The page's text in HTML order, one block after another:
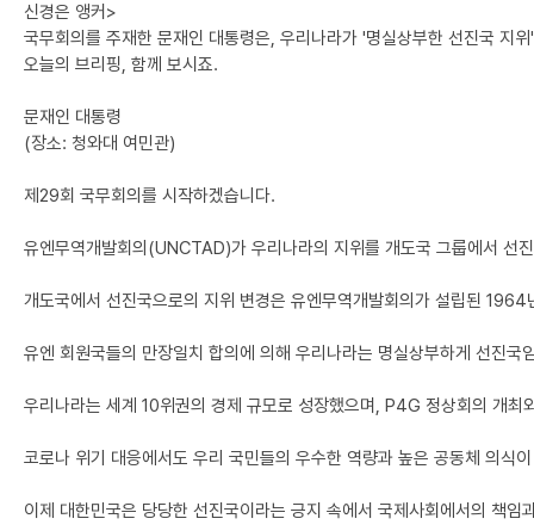
신경은 앵커>
국무회의를 주재한 문재인 대통령은, 우리나라가 '명실상부한 선진국 지
오늘의 브리핑, 함께 보시죠.
문재인 대통령
(장소: 청와대 여민관)
제29회 국무회의를 시작하겠습니다.
유엔무역개발회의(UNCTAD)가 우리나라의 지위를 개도국 그룹에서 선
개도국에서 선진국으로의 지위 변경은 유엔무역개발회의가 설립된
유엔 회원국들의 만장일치 합의에 의해 우리나라는 명실상부하게 선진국
우리나라는 세계 10위권의 경제 규모로 성장했으며, P4G 정상회의 개
코로나 위기 대응에서도 우리 국민들의 우수한 역량과 높은 공동체 의식
이제 대한민국은 당당한 선진국이라는 긍지 속에서 국제사회에서의 책